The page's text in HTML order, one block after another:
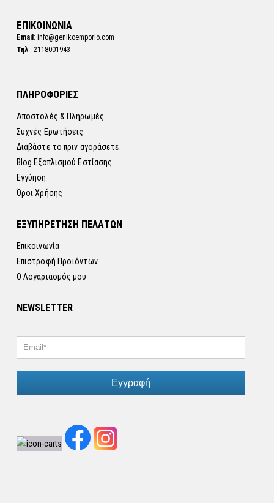
ΕΠΙΚΟΙΝΩΝΙΑ
Email : info@genikoemporio.com
Τηλ.: 2118001943
ΠΛΗΡΟΦΟΡΙΕΣ
Αποστολές & Πληρωμές
Συχνές Ερωτήσεις
Διαβάστε το πριν αγοράσετε.
Blog Εξοπλισμού Εστίασης
Εγγύηση
Όροι Χρήσης
ΕΞΥΠΗΡΕΤΗΣΗ ΠΕΛΑΤΩΝ
Επικοινωνία
Επιστροφή Προϊόντων
Ο Λογαριασμός μου
NEWSLETTER
Εγγραφή